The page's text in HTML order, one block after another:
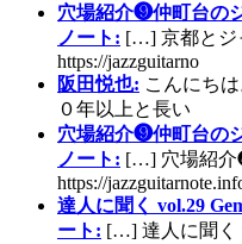
穴場紹介❾仲町台の
ノート: […] 京都とジ
https://jazzguitarno
阪田悦也: こんにち
０年以上と長い
穴場紹介❾仲町台の
ノート: […] 穴場紹介
https://
達人に聞く vol.29
ート: […] 達人に聞く